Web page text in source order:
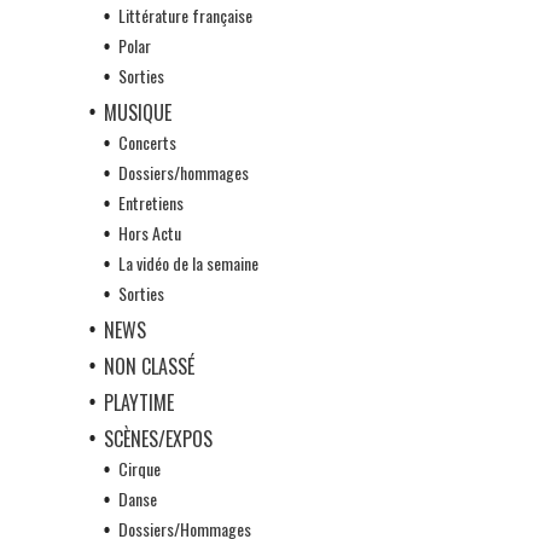
Littérature française
Polar
Sorties
MUSIQUE
Concerts
Dossiers/hommages
Entretiens
Hors Actu
La vidéo de la semaine
Sorties
NEWS
NON CLASSÉ
PLAYTIME
SCÈNES/EXPOS
Cirque
Danse
Dossiers/Hommages